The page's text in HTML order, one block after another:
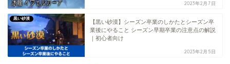
2023年2月7日
黒い砂漠
【黒い砂漠】シーズン卒業のしかたとシーズン卒
業後にやること シーズン早期卒業の注意点の解説
｜初心者向け
2023年2月5日